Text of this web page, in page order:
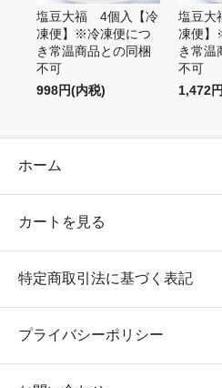
塩豆大福 4個入【冷
凍便】※冷凍便につ
き常温商品との同梱
不可
998円(内税)
塩豆
凍便】
き常温
不可
1,472
ホーム
カートを見る
特定商取引法に基づく表記
プライバシーポリシー